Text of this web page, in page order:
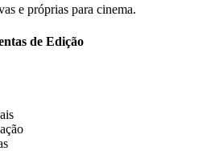
e próprias para cinema.
de Edição